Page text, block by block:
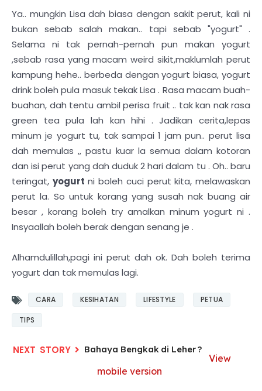
Ya.. mungkin Lisa dah biasa dengan sakit perut, kali ni
bukan sebab salah makan.. tapi sebab "yogurt" .
Selama ni tak pernah-pernah pun makan yogurt
,sebab rasa yang macam weird sikit,maklumlah perut
kampung hehe.. berbeda dengan yogurt biasa, yogurt
drink boleh pula masuk tekak Lisa . Rasa macam buah-
buahan, dah tentu ambil perisa fruit .. tak kan nak rasa
green tea pula lah kan hihi . Jadikan cerita,lepas
minum je yogurt tu, tak sampai 1 jam pun.. perut lisa
dah memulas ,, pastu kuar la semua dalam kotoran
dan isi perut yang dah duduk 2 hari dalam tu . Oh.. baru
teringat, yogurt ni boleh cuci perut kita, melawaskan
perut la. So untuk korang yang susah nak buang air
besar , korang boleh try amalkan minum yogurt ni .
Insyaallah boleh berak dengan senang je .
Alhamdulillah,pagi ini perut dah ok. Dah boleh terima
yogurt dan tak memulas lagi.
CARA KESIHATAN LIFESTYLE PETUA
TIPS
Bahaya Bengkak di Leher ?
View
mobile version